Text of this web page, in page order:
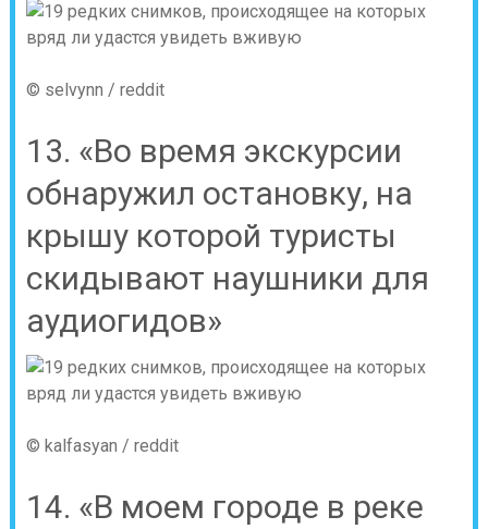
© selvynn / reddit
13. «Во время экскурсии
обнаружил остановку, на
крышу которой туристы
скидывают наушники для
аудиогидов»
© kalfasyan / reddit
14. «В моем городе в реке